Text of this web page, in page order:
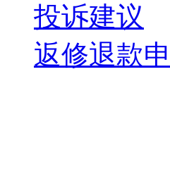
投诉建议
返修退款